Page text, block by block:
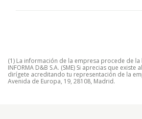
(1) La información de la empresa procede de
INFORMA D&B S.A. (SME) Si aprecias que
dirígete acreditando tu representación de la
Avenida de Europa, 19, 28108, Madrid.